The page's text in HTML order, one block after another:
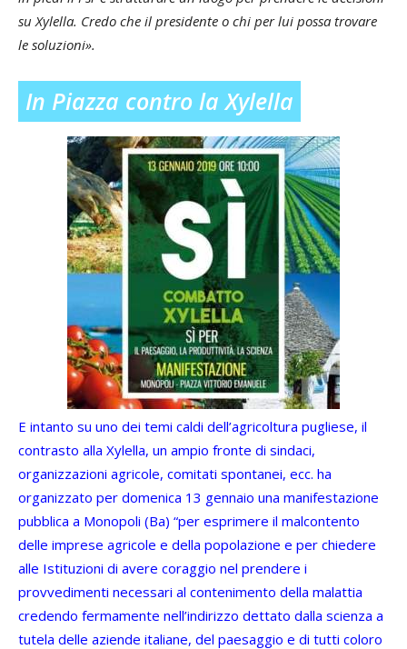
su Xylella. Credo che il presidente o chi per lui possa trovare
le soluzioni».
In Piazza contro la Xylella
E intanto su uno dei temi caldi dell’agricoltura pugliese, il
contrasto alla Xylella, un ampio fronte di sindaci,
organizzazioni agricole, comitati spontanei, ecc. ha
organizzato per domenica 13 gennaio una manifestazione
pubblica a Monopoli (Ba) “per esprimere il malcontento
delle imprese agricole e della popolazione e per chiedere
alle Istituzioni di avere coraggio nel prendere i
provvedimenti necessari al contenimento della malattia
credendo fermamente nell’indirizzo dettato dalla scienza a
tutela delle aziende italiane, del paesaggio e di tutti coloro